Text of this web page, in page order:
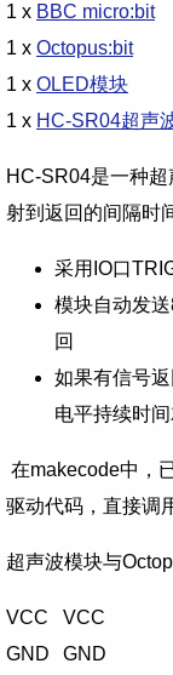
1 x BBC micro:bit
1 x Octopus:bit
1 x OLED模块
1 x HC-SR04超声
HC-SR04是一种
射到返回的间隔时
采用IO口
模块自动发
回
如果有信号
电平持续时
在makecode中，
驱动代码，直接调
超声波模块与
VCC
VCC
GND
GND